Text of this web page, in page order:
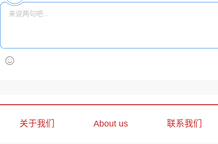
关于我们 About us 联系我们